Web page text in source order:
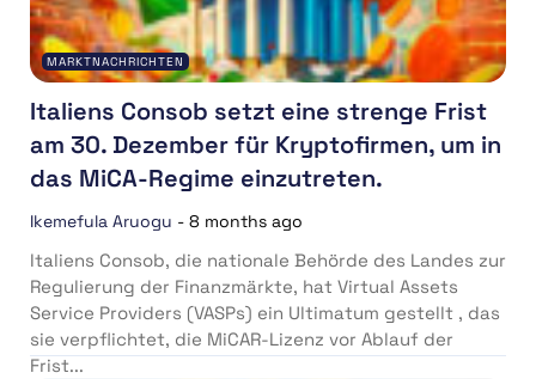
MARKTNACHRICHTEN
Italiens Consob setzt eine strenge Frist
am 30. Dezember für Kryptofirmen, um in
das MiCA-Regime einzutreten.
Ikemefula Aruogu - 8 months ago
Italiens Consob, die nationale Behörde des Landes zur
Regulierung der Finanzmärkte, hat Virtual Assets
Service Providers (VASPs) ein Ultimatum gestellt , das
sie verpflichtet, die MiCAR-Lizenz vor Ablauf der
Frist...